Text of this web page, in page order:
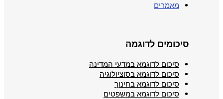
מאמרים
סיכומים לדוגמה
סיכום לדוגמא במדעי המדינה
סיכום לדוגמא בסוציולוגיה
סיכום לדוגמא בחינוך
סיכום לדוגמא במשפטים